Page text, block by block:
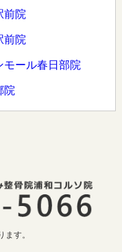
前院
前院
モール春日部院
院
す。